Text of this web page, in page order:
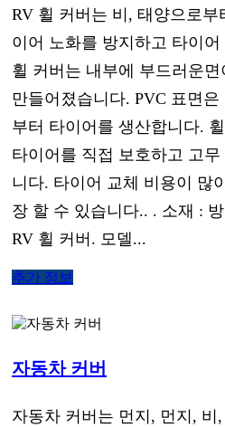
RV 휠 커버는 비, 태양으로
이어 노화를 방지하고 타이
휠 커버는 내부에 부드러운
만들어졌습니다. PVC 표면은
부터 타이어를 생산합니다.
타이어를 직접 보호하고 고
니다. 타이어 교체 비용이 많
장 할 수 있습니다.. . 소재 :
RV 휠 커버. 모델...
추가 정보
자동차 커버
자동차 커버는 먼지, 먼지, 비